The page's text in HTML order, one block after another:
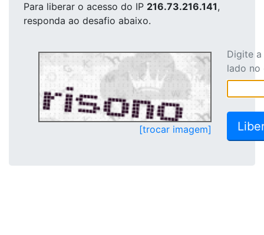
Para liberar o acesso do IP 216.73.216.141,
responda ao desafio abaixo.
[trocar imagem]
Digite
lado no